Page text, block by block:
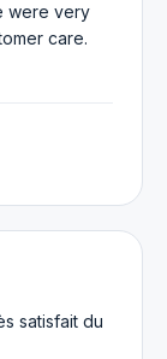
were very
care.
satisfait du